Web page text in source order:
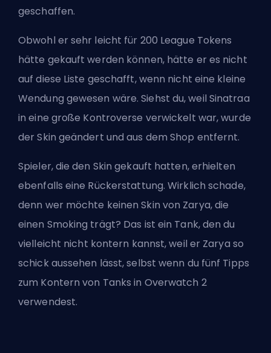
geschaffen.
Obwohl er sehr leicht für 200 League Tokens
hätte gekauft werden können, hätte er es nicht
auf diese Liste geschafft, wenn nicht eine kleine
Wendung gewesen wäre. Siehst du, weil Sinatraa
in eine große Kontroverse verwickelt war, wurde
der Skin geändert und aus dem Shop entfernt.
Spieler, die den Skin gekauft hatten, erhielten
ebenfalls eine Rückerstattung. Wirklich schade,
denn wer möchte keinen Skin von Zarya, die
einen Smoking trägt? Das ist ein Tank, den du
vielleicht nicht kontern kannst, weil er Zarya so
schick aussehen lässt, selbst wenn du fünf Tipps
zum Kontern von Tanks in Overwatch 2
verwendest.